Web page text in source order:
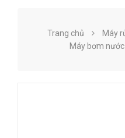
Trang chủ
Máy
Máy bơm